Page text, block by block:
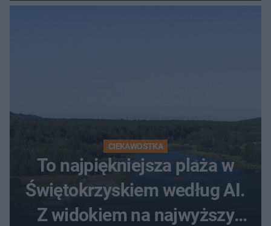
CIEKAWOSTKA
To najpiękniejsza plaża w
Świętokrzyskiem według AI.
Z widokiem na najwyższy